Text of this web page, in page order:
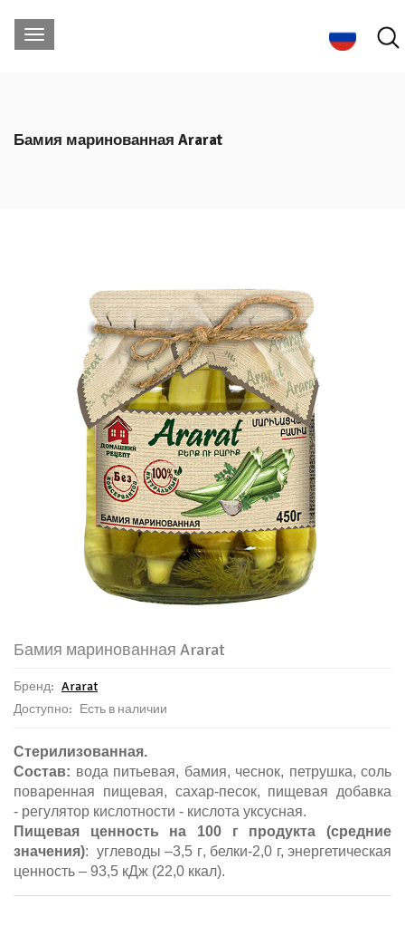
Бамия маринованная Ararat
Бамия маринованная Ararat
Бренд: Ararat
Доступно: Есть в наличии
Стерилизованная.
Состав: вода питьевая, бамия, чеснок, петрушка, соль
поваренная пищевая, сахар-песок, пищевая добавка
- регулятор кислотности - кислота уксусная.
Пищевая ценность на 100 гпродукта(средние
значения): углеводы –3,5 г, белки-2,0 г, энергетическая
ценность – 93,5 кДж (22,0 ккал).